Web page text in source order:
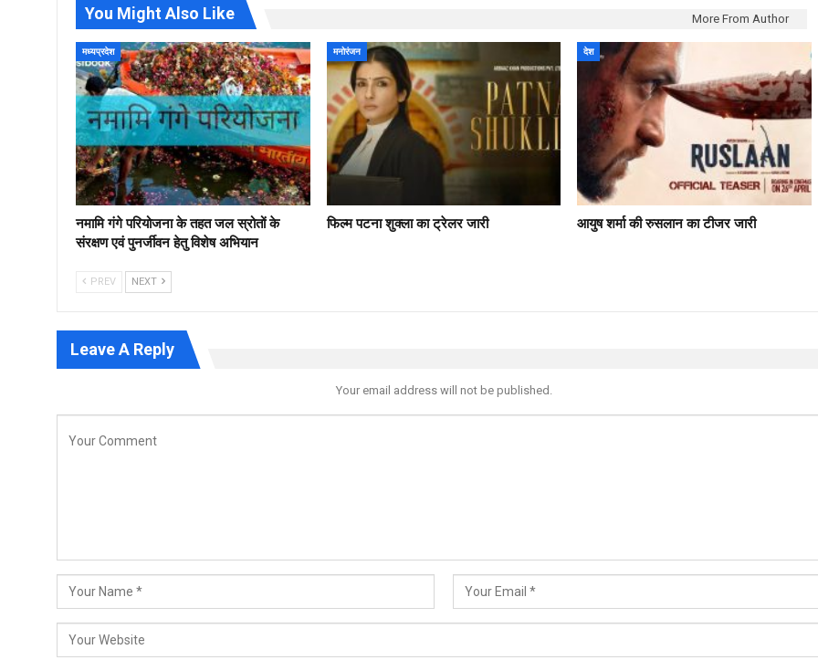
You Might Also Like More From Author
मध्यप्रदेश
नमामि गंगे परियोजना के तहत जल स्रोतों के
संरक्षण एवं पुनर्जीवन हेतु विशेष अभियान
मनोरंजन
फिल्‍म पटना शुक्ला का ट्रेलर जारी
देश
आयुष शर्मा की रुसलान का टीजर जारी
PREV NEXT
Leave A Reply
Your email address will not be published.